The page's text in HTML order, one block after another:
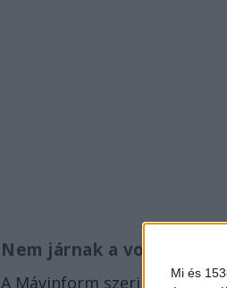
Mi és
Nem járnak a vonatok
A Mávinform szerint a